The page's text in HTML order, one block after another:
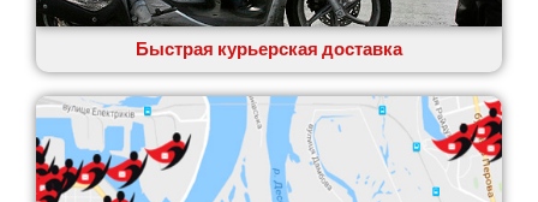
Быстрая курьерская доставка